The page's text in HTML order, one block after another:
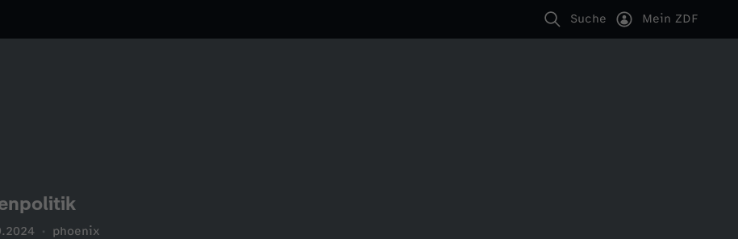
Suche Mein ZDF
phoenix